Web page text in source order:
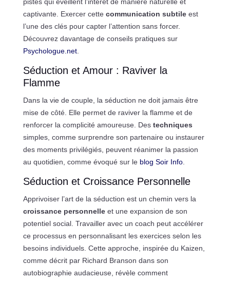
pistes qui éveillent l’intérêt de manière naturelle et
captivante. Exercer cette communication subtileest
l’une des clés pour capter l’attention sans forcer.
Découvrez davantage de conseils pratiques sur
Psychologue.net.
Séduction et Amour : Raviver la
Flamme
Dans la vie de couple, la séduction ne doit jamais être
mise de côté. Elle permet de raviver la flamme et de
renforcer la complicité amoureuse. Des techniques
simples, comme surprendre son partenaire ou instaurer
des moments privilégiés, peuvent réanimer la passion
au quotidien, comme évoqué sur le blog Soir Info.
Séduction et Croissance Personnelle
Apprivoiser l’art de la séduction est un chemin vers la
croissance personnelleet une expansion de son
potentiel social. Travailler avec un coach peut accélérer
ce processus en personnalisant les exercices selon les
besoins individuels. Cette approche, inspirée du Kaizen,
comme décrit par Richard Branson dans son
autobiographie audacieuse, révèle comment